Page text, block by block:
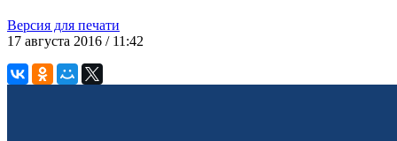
Версия для печати
17 августа 2016 / 11:42